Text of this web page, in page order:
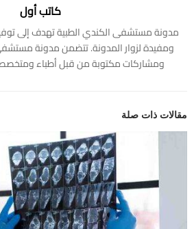
كاتب أول
مدونة مستشفى الكندي الطبية تهدف إلى
ومفيدة لزوار المدونة. تتضمن مدونة
ومشاركات مكتوبة من قبل أطباء
مقالات ذات صلة